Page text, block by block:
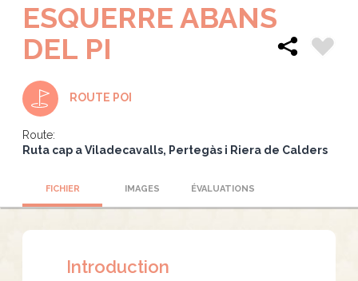
ESQUERRE ABANS
DEL PI
ROUTE POI
Route:
Ruta cap a Viladecavalls, Pertegàs i Riera de Calders
FICHIER IMAGES ÉVALUATIONS
Introduction